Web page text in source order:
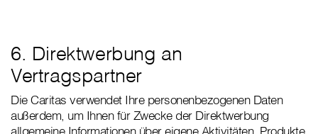
6. Direktwerbung an
Vertragspartner
Die Caritas verwendet Ihre personenbezogenen Daten
außerdem, um Ihnen für Zwecke der Direktwerbung
allgemeine Informationen über eigene Aktivitäten, Produkte